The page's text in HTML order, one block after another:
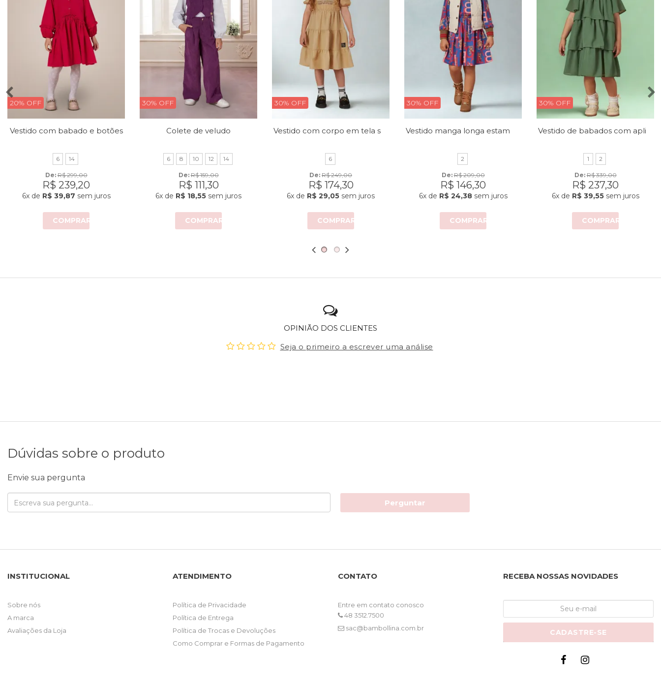
20% OFF
Vestido com babado e botões
6 14
De: R$ 299,00
R$ 239,20
6xde R$ 39,87 sem juros
COMPRAR
30% OFF
Colete de veludo
6 8 10 12 14
De: R$ 159,00
R$ 111,30
6x de R$ 18,55 sem juros
COMPRAR
30% OFF
6
De: R$ 249,00
R$ 174,30
6x de R$ 29,05 sem juros
COMPRAR
30% OFF
2
De: R$ 209,00
R$ 146,30
6xde R$ 24,38sem juros
COMPRAR
30% OFF
1 2
De: R$ 339,00
R$ 237,30
6xde R$ 39,55sem juros
COMPRAR
OPINIÃO DOS CLIENTES
Seja o primeiro a escrever uma análise
Dúvidas sobre o produto
Envie sua pergunta
Perguntar
INSTITUCIONAL
Sobre nós
A marca
Avaliações da Loja
ATENDIMENTO
Política de Privacidade
Política de Entrega
Política de Trocas e Devoluções
Como Comprar e Formas de Pagamento
CONTATO
Entre em contato conosco
48 3512.7500
sac@bambollina.com.br
RECEBA NOSSAS NOVIDADES
CADASTRE-SE